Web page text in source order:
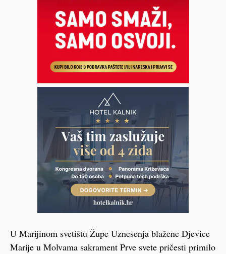
U Marijinom svetištu Župe Uznesenja blažene Djevice
Marije u Molvama sakrament Prve svete pričesti primilo